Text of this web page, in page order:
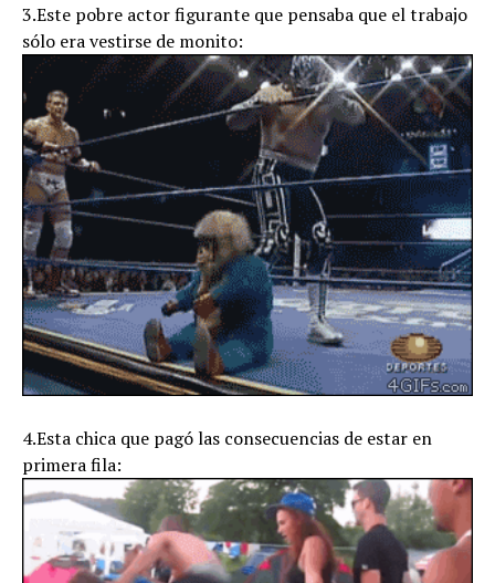
3.Este pobre actor figurante que pensaba que el trabajo
sólo era vestirse de monito:
4.Esta chica que pagó las consecuencias de estar en
primera fila: